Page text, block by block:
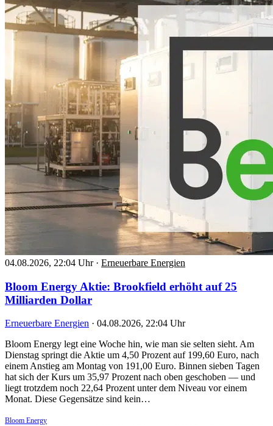
04.08.2026, 22:04 Uhr · Erneuerbare Energien
Bloom Energy Aktie: Brookfield erhöht auf 25
Milliarden Dollar
Erneuerbare Energien · 04.08.2026, 22:04 Uhr
Bloom Energy legt eine Woche hin, wie man sie selten sieht. Am
Dienstag springt die Aktie um 4,50 Prozent auf 199,60 Euro, nach
einem Anstieg am Montag von 191,00 Euro. Binnen sieben Tagen
hat sich der Kurs um 35,97 Prozent nach oben geschoben — und
liegt trotzdem noch 22,64 Prozent unter dem Niveau vor einem
Monat. Diese Gegensätze sind kein…
Bloom Energy